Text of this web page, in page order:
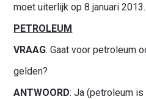
moet uiterlijk op 8 januari 2013.
PETROLEUM
VRAAG: Gaat voor petroleum
gelden?
ANTWOORD: Ja (petroleum